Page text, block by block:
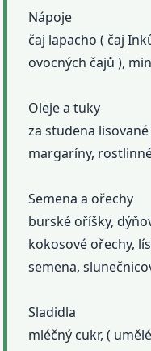
Nápoje
čaj lapacho ( čaj
ovocných čajů ),
Oleje a tuky
za studena
margaríny,
Semena a ořechy
burské oříšky,
kokosové ořechy,
semena,
Sladidla
mléčný cukr, (